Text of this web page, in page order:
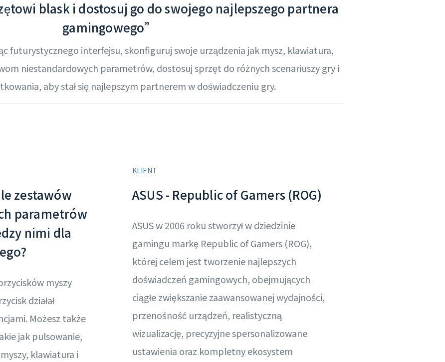
blask i dostosuj go do swojego najlepszego partnera
gamingowego”
futurystycznego interfejsu, skonfiguruj swoje urządzenia jak mysz, klawiatura,
niestandardowych parametrów, dostosuj sprzęt do różnych scenariuszy gry i
aby stał się najlepszym partnerem w doświadczeniu gry.
zestawów
parametrów
nimi dla
myszy
działał
Możesz także
jak pulsowanie,
klawiatura i
KLIENT
ASUS - Republic of Gamers (ROG)
ASUS w 2006 roku stworzył w dziedzinie
gamingu markę Republic of Gamers (ROG),
której celem jest tworzenie najlepszych
doświadczeń gamingowych, obejmujących
ciągłe zwiększanie zaawansowanej wydajności,
przenośność urządzeń, realistyczną
wizualizację, precyzyjne spersonalizowane
ustawienia oraz kompletny ekosystem